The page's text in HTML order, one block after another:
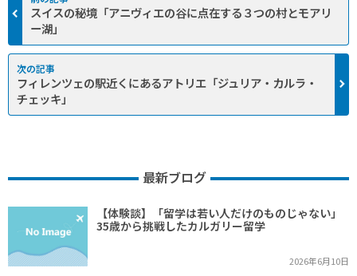
スイスの秘境「アニヴィエの谷に点在する３つの村とモアリ
ー湖」
フィレンツェの駅近くにあるアトリエ「ジュリア・カルラ・
チェッキ」
最新ブログ
【体験談】「留学は若い人だけのものじゃない」
35歳から挑戦したカルガリー留学
2026年6月10日